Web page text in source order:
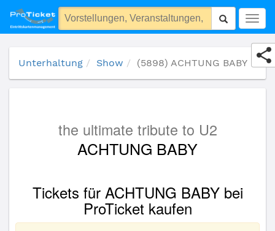
(5898) ACHTUNG BABY
Unterhaltung Show (5898) ACHTUNG BABY
the ultimate tribute to U2
ACHTUNG BABY
Tickets für ACHTUNG BABY bei
ProTicket kaufen